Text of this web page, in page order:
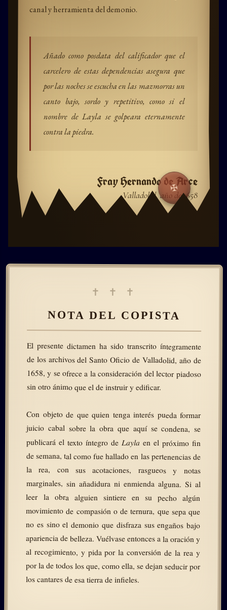
canal y herramienta del demonio.
Añado como posdata del calificador que el
carcelero de estas dependencias asegura que
por las noches se escucha en las mazmorras un
canto bajo, sordo y repetitivo, como si el
nombre de Layla se golpeara eternamente
contra la piedra.
Fray Hernando de Arce
Valladolid, año de 1658
✠
✝ ✝ ✝
NOTA DEL COPISTA
El presente dictamen ha sido transcrito íntegramente
de los archivos del Santo Oficio de Valladolid, año de
1658, y se ofrece a la consideración del lector piadoso
sin otro ánimo que el de instruir y edificar.
Con objeto de que quien tenga interés pueda formar
juicio cabal sobre la obra que aquí se condena, se
publicará el texto íntegro de Laylaen el próximo fin
de semana, tal como fue hallado en las pertenencias de
la rea, con sus acotaciones, rasgueos y notas
marginales, sin añadidura ni enmienda alguna. Si al
leer la obra alguien sintiere en su pecho algún
movimiento de compasión o de ternura, que sepa que
no es sino el demonio que disfraza sus engaños bajo
apariencia de belleza. Vuélvase entonces a la oración y
al recogimiento, y pida por la conversión de la rea y
por la de todos los que, como ella, se dejan seducir por
los cantares de esa tierra de infieles.